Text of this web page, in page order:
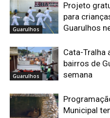
Guarulhos
Projeto
para
Guarulhos
Guarulhos
Cata-Tralha
bairros de
semana
Municipal